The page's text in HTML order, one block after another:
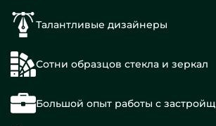
Талантливые дизайнеры
Сотни образцов стекла и зеркал
Большой опыт работы с